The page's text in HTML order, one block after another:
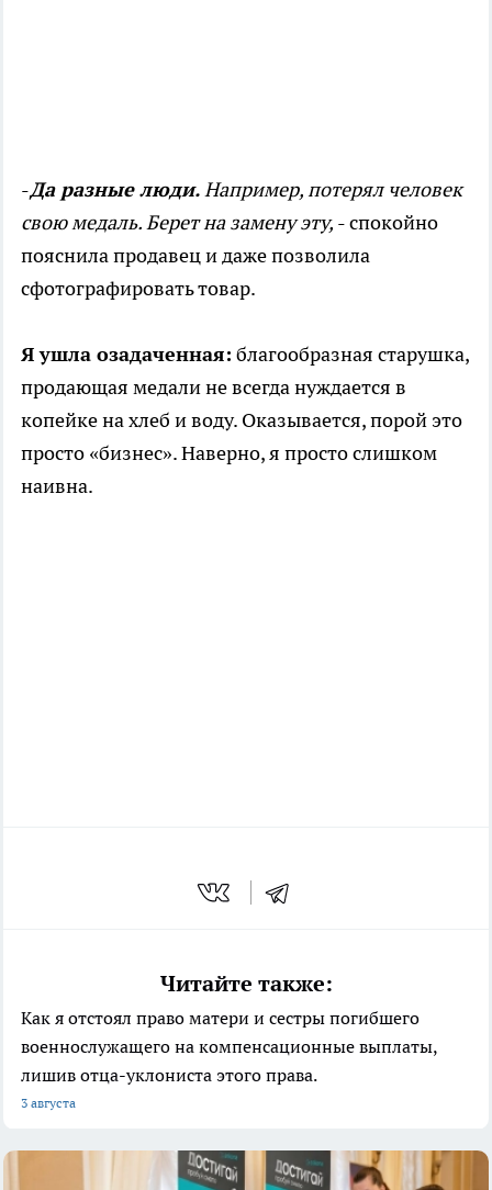
-Да разные люди.Например, потерял человек
свою медаль. Берет на замену эту, - спокойно
пояснила продавец и даже позволила
сфотографировать товар.
Я ушла озадаченная: благообразная старушка,
продающая медали не всегда нуждается в
копейке на хлеб и воду. Оказывается, порой это
просто «бизнес». Наверно, я просто слишком
наивна.
Читайте также:
Как я отстоял право матери и сестры погибшего
военнослужащего на компенсационные выплаты,
лишив отца-уклониста этого права.
3 августа